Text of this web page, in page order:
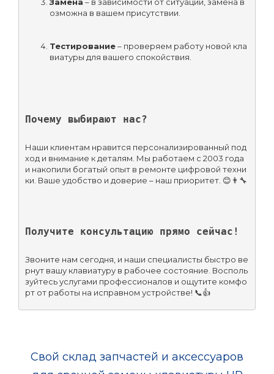
озможна в вашем присутствии.
Тестирование – проверяем работу новой кла
виатуры для вашего спокойствия.
Почему выбирают нас?
Наши клиентам нравится персонализированный под
ход и внимание к деталям. Мы работаем с 2003 года
и накопили богатый опыт в ремонте цифровой техни
ки. Ваше удобство и доверие – наш приоритет. 😊👨‍🔧
Получите консультацию прямо сейчас!
Звоните нам сегодня, и наши специалисты быстро ве
рнут вашу клавиатуру в рабочее состояние. Восполь
зуйтесь услугами профессионалов и ощутите комфо
рт от работы на исправном устройстве! 📞👍
Свой склад запчастей и аксессуаров